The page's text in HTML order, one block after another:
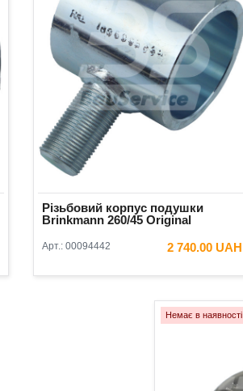
Різьбовий корпус подушки
Brinkmann 260/45 Original
Арт.: 00094442 2 740.00 UAH
В КОШИК
Немає в наявності